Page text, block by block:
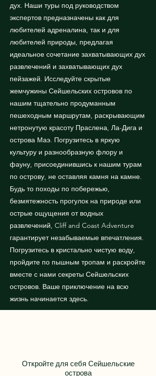
дух. Наши туры под руководством
экспертов предназначены как для
любителей адреналина, так и для
любителей природы, предлагая
идеальное сочетание захватывающих дух
развлечений и захватывающих дух
пейзажей. Исследуйте скрытые
жемчужины Сейшельских островов по
нашим тщательно продуманным
пешеходным маршрутам, раскрывающим
нетронутую красоту Праслена, Ла-Дига и
острова Маэ. Погрузитесь в яркую
культуру и разнообразную флору и
фауну, присоединившись к нашим турам
по острову, не оставляя камня на камне.
Будь то походы по побережью,
безмятежность прогулок на природе или
острые ощущения от водных
развлечений, Cliff and Coast Adventure
гарантирует незабываемые впечатления.
Погрузитесь в кристально чистую воду,
пройдите по пышным тропам и раскройте
вместе с нами секреты Сейшельских
островов. Ваше приключение на всю
жизнь начинается здесь.
Откройте для себя Сейшельские
острова